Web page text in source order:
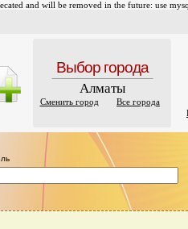
and will be removed in the future: use
Выбор города
Алматы
Сменить город
Все города